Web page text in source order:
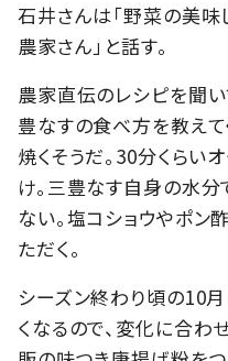
石井さんは「野菜の美
農家さん」と話す。
農家直伝のレシピを聞
豊なすの食べ方を教えて
焼くそうだ。30分くらい
け。三豊なす自身の水分
ない。塩コショウやポン
ただく。
シーズン終わり頃の10
くなるので、変化に合わ